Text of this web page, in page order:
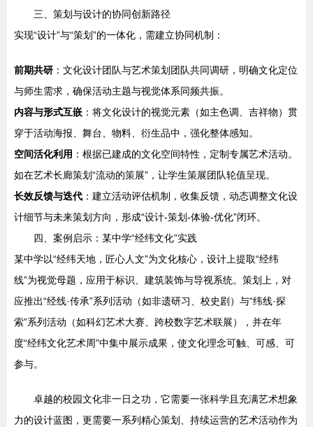
三、策划与设计的协同创新路径
实现“设计”与“策划”的一体化，需建立协同机制：
前期共研 ：文化设计团队与艺术策划团队共同调研，明确文化定位
与师生需求，确保活动主题与视觉体系同频共振。
内容与形式互嵌 ：将文化设计的视觉元素（如主色调、吉祥物）贯
穿于活动海报、舞台、物料、衍生品中，强化整体感知。
空间活化利用 ：根据已建成的文化空间特性，定制专属艺术活动。
如在艺术长廊策划“流动的策展”，让学生策展团队轮值呈现。
长效反馈与迭代 ：建立活动评估机制，收集反馈，动态调整文化设
计细节与未来策划方向，形成“设计-策划-体验-优化”闭环。
四、案例启示：某中学“经纬文化”实践
某中学以“经纬天地，匠心人文”为文化核心，设计上提取“经纬
线”为视觉母题，应用于标识、建筑装饰与导视系统。策划上，对
应推出“经线·传承”系列活动（如非遗研习、校史剧）与“纬线·探
索”系列活动（如科幻艺术大赛、跨校数字艺术联展），并在年
度“经纬文化艺术周”中集中展示成果，使文化理念可触、可感、可
参与。
卓越的校园文化非一日之功，它需要一张科学且充满艺术想象
力的设计蓝图，更需要一系列精心策划、持续运营的艺术活动作为